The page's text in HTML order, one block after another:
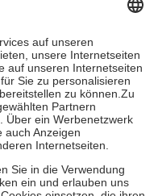
mehr als die tatsächlichen
für Online-Apotheken.
beträgt die
zehn Euro je
ihre eigene Gesundheit zu
Familie zu unterstützen,
18. Lebensjahr